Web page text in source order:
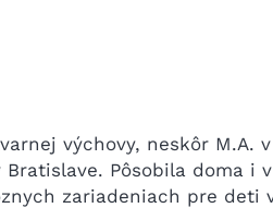
výchovy, neskôr M.A.
Pôsobila doma i
zariadeniach pre deti